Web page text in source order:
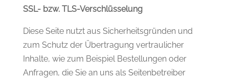
SSL- bzw. TLS-Verschlüsselung
Diese Seite nutzt aus Sicherheitsgründen und
zum Schutz der Übertragung vertraulicher
Inhalte, wie zum Beispiel Bestellungen oder
Anfragen, die Sie an uns als Seitenbetreiber